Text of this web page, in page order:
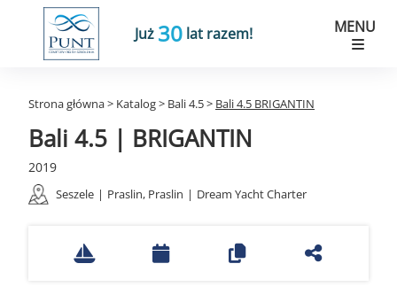
Już 30 lat razem! MENU
Strona główna> Katalog> Bali 4.5> Bali 4.5 BRIGANTIN
Bali 4.5 | BRIGANTIN
2019
Seszele | Praslin, Praslin | Dream Yacht Charter